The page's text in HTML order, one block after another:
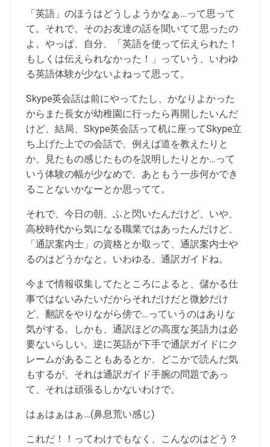
「英語」のほうはどうしようかなぁ…って思って
て。それで、そのお友達の話を聞いてて思ったの
よ。やっぱ、自分、「英語を使って伝えられた！
もしくは伝えられなかった！」っていう、いわゆ
る英語体験が少ないよねって思って。
Skype英会話は前にやってたし、かなりよかった
からまた長女が幼稚園に行ったら再開したいんだ
けど、結局、Skype英会話って机に座ってSkype立
ち上げた上での会話で、例えば道を教えたりと
か、見たもの感じたものを説明したりとか…って
いう体験の幅が少なめで、あともう一歩何かでき
ることないかなーとか思ってて。
それで、今日の朝、ふと閃いたんだけど、いや、
高校時代から気になる職業ではあったんだけど、
「通訳案内士」の資格とか取って、通訳案内士や
るのはどうかなと。いわゆる、通訳ガイドね。
今まで情報収集してたところによると、儲かる仕
事ではないみたいだからそれだけだと微妙だけ
ど、翻訳をやりながら傍で…っていうのはありな
気がする。しかも、通訳ほどの高度な英語力は必
要ないらしい。逆に英語が下手で通訳ガイドにク
レームがあることもあるとか、どこかで読んだ気
もするが、それは通訳ガイド手腕の問題であっ
て、それは頑張るしかないわけで。
はぁはぁはぁ…(鼻息荒い感じ)
これだ！！ってわけでもなく、こんなのはどう？